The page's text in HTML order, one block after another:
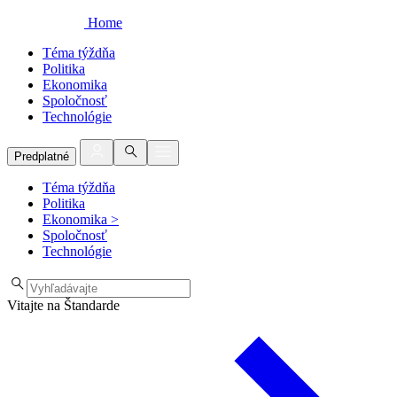
Home
Téma týždňa
Politika
Ekonomika
Spoločnosť
Technológie
Predplatné
Téma týždňa
Politika
Ekonomika >
Spoločnosť
Technológie
Vitajte na Štandarde